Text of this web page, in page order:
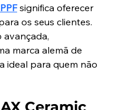
significa oferecer
os seus clientes.
marca alemã de
ideal para quem não